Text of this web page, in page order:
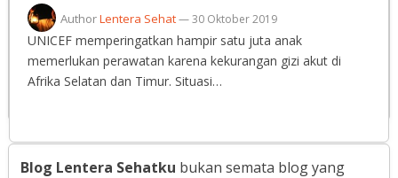
AuthorLentera Sehat—30 Oktober 2019
UNICEF memperingatkan hampir satu juta anak
memerlukan perawatan karena kekurangan gizi akut di
Afrika Selatan dan Timur. Situasi…
Blog Lentera Sehatku bukan semata blog yang